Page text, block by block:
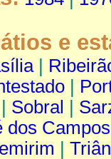
e
|
|
Sobral |
dos Campos
|